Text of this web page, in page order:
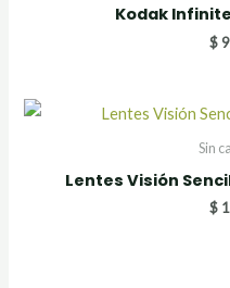
Kodak
$
Sin
Lentes Visión
$